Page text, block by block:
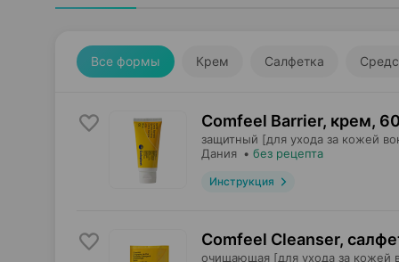
Все формы Крем Салфетка
Comfeel Barrier, крем,
защитный [для ухода за кожей
Дания • без рецепта
Инструкция
Comfeel Cleanser,
очищающая [для ухода за кожей